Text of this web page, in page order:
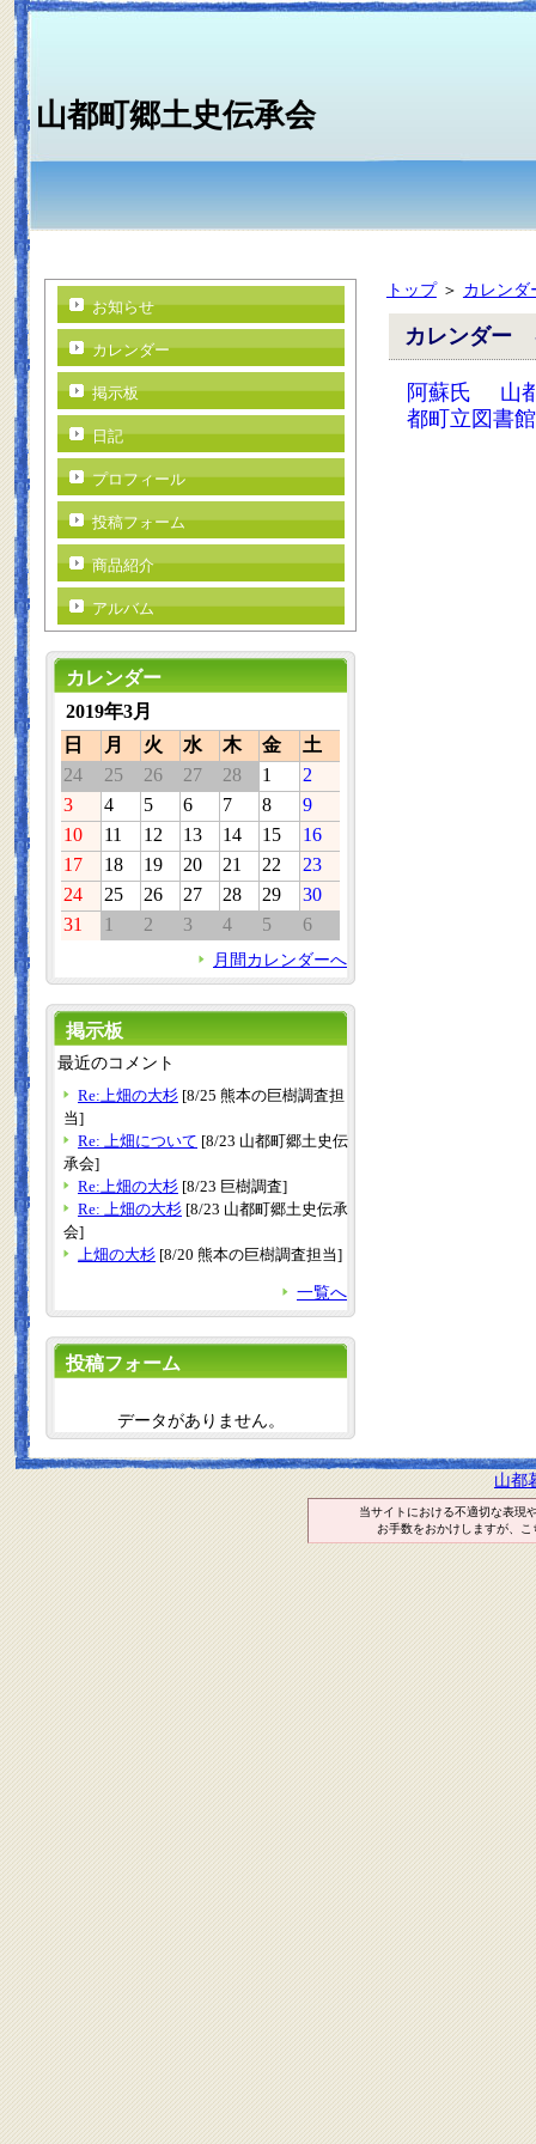
山都町郷土史伝承会
トップ＞ カレンダ
カレンダー
阿蘇氏
山
都町立図書館
お知らせ
カレンダー
掲示板
日記
プロフィール
投稿フォーム
商品紹介
アルバム
カレンダー
2019年3月
日
月 火 水 木 金
土
24
25 26 27 28 1
2
3
4 5 6 7 8
9
10
11 12 13 14 15
16
17
18 19 20 21 22
23
24
25 26 27 28 29
30
31
1 2 3 4 5 6
月間カレンダーへ
掲示板
最近のコメント
Re:上畑の大杉 [8/25 熊本の巨樹調査担
当]
Re: 上畑について [8/23 山都町郷土史伝
承会]
Re:上畑の大杉 [8/23 巨樹調査]
Re: 上畑の大杉 [8/23 山都町郷土史伝承
会]
上畑の大杉 [8/20 熊本の巨樹調査担当]
一覧へ
投稿フォーム
データがありません。
山都
当サイトにおける不適切な表現
お手数をおかけしますが、こ